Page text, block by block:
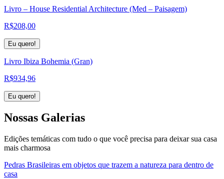
Livro – House Residential Architecture (Med – Paisagem)
R$208,00
Eu quero!
Livro Ibiza Bohemia (Gran)
R$934,96
Eu quero!
Nossas Galerias
Edições temáticas com tudo o que você precisa para deixar sua casa
mais charmosa
Pedras Brasileiras em objetos que trazem a natureza para dentro de
casa